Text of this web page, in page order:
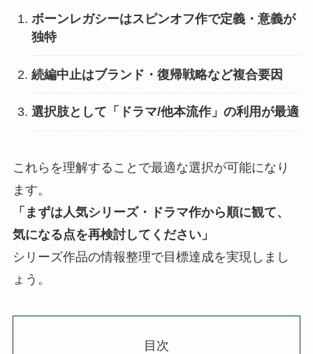
ボーンレガシーはスピンオフ作で定義・意義が
独特
続編中止はブランド・復帰戦略など複合要因
選択肢として「ドラマ/他本流作」の利用が最適
これらを理解することで最適な選択が可能になり
ます。
「まずは人気シリーズ・ドラマ作から順に観て、
気になる点を再検討してください」
シリーズ作品の情報整理で目標達成を実現しまし
ょう。
目次